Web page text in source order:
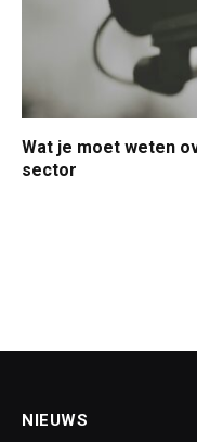
Wat je moet weten
sector
NIEUWS